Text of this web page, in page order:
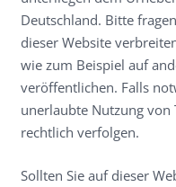
Deutschland. Bitte
dieser Website
wie zum Beispiel auf
veröffentlichen. Falls
unerlaubte Nutzung von
rechtlich verfolgen.
Sollten Sie auf dieser